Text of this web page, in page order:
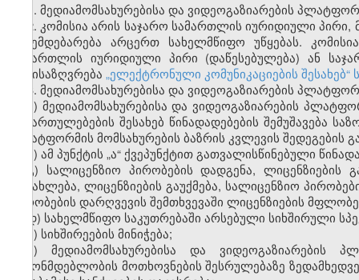
1. მედიამომსახურებისა და ვიდეოგაზიარების
2. კომისია არის საჯარო სამართლის იურიდიული
ექვემდებარება არცერთ სახელმწიფო უწყებას.
სამართლის იურიდიული პირი (დაწესებულება) ან
განისაზღვრება „ელექტრონული კომუნიკაციების
3. მედიამომსახურებისა და ვიდეოგაზიარების
ა) მედიამომსახურებისა და ვიდეოგაზიარების
მიმართულებების შესახებ წინადადებების შემუშავება
პლატფორმის მომსახურების ბაზრის კვლევის შედეგების
ბ) ამ პუნქტის „ა“ ქვეპუნქტით გათვალისწინებული
გ) სალიცენზიო პირობების დადგენა, ლიცენზიების
განახლება, ლიცენზიების გაუქმება, სალიცენზიო
პირობების დარღვევის შემთხვევაში ლიცენზიების
დ) სახელმწიფო საკუთრებაში არსებული სიხშირული
ე) სიხშირეების მინიჭება;
ვ) მედიამომსახურებისა და ვიდეოგაზიარების
კანონმდებლობის მოთხოვნების შესრულებაზე